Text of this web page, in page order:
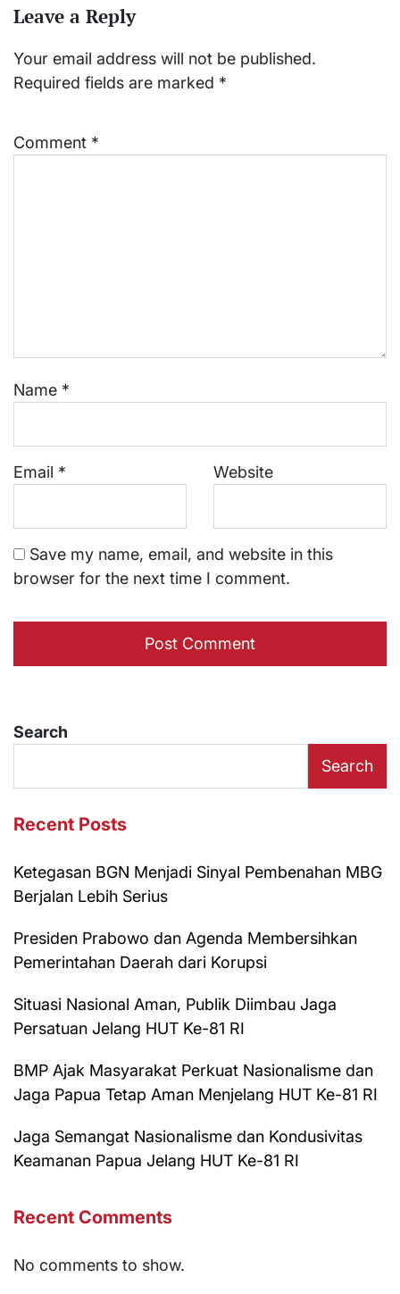
Leave a Reply
Your email address will not be published.
Required fields are marked *
Comment *
Name *
Email * Website
Save my name, email, and website in this
browser for the next time I comment.
Search
Search
Recent Posts
Ketegasan BGN Menjadi Sinyal Pembenahan MBG
Berjalan Lebih Serius
Presiden Prabowo dan Agenda Membersihkan
Pemerintahan Daerah dari Korupsi
Situasi Nasional Aman, Publik Diimbau Jaga
Persatuan Jelang HUT Ke-81 RI
BMP Ajak Masyarakat Perkuat Nasionalisme dan
Jaga Papua Tetap Aman Menjelang HUT Ke-81 RI
Jaga Semangat Nasionalisme dan Kondusivitas
Keamanan Papua Jelang HUT Ke-81 RI
Recent Comments
No comments to show.